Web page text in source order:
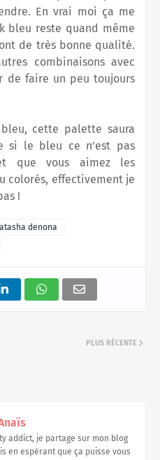
En vrai moi ça me
bleu reste quand même
de très bonne qualité.
combinaisons avec
de faire un peu toujours
cette palette saura
si le bleu ce n'est pas
que vous aimez les
colorés, effectivement je
!
denona
PLUS RÉCENTE
addict, je partage sur mon blog
en espérant que ça puisse vous